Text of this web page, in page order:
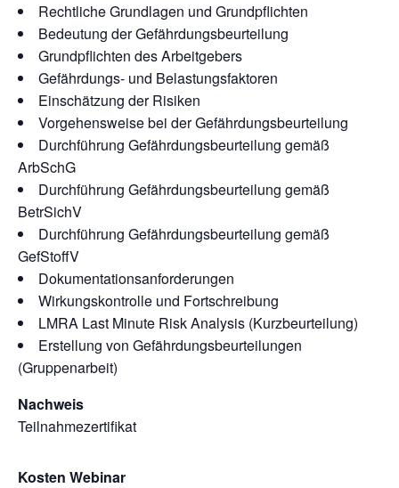
Rechtliche Grundlagen und Grundpflichten
Bedeutung der Gefährdungsbeurteilung
Grundpflichten des Arbeitgebers
Gefährdungs- und Belastungsfaktoren
Einschätzung der Risiken
Vorgehensweise bei der Gefährdungsbeurteilung
Durchführung Gefährdungsbeurteilung gemäß
ArbSchG
Durchführung Gefährdungsbeurteilung gemäß
BetrSichV
Durchführung Gefährdungsbeurteilung gemäß
GefStoffV
Dokumentationsanforderungen
Wirkungskontrolle und Fortschreibung
LMRA Last Minute Risk Analysis (Kurzbeurteilung)
Erstellung von Gefährdungsbeurteilungen
(Gruppenarbeit)
Nachweis
Teilnahmezertifikat
Kosten Webinar